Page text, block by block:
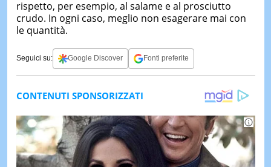
rispetto, per esempio, al salame e al prosciutto
crudo. In ogni caso, meglio non esagerare mai con
le quantità.
Seguici su: Google Discover Fonti preferite